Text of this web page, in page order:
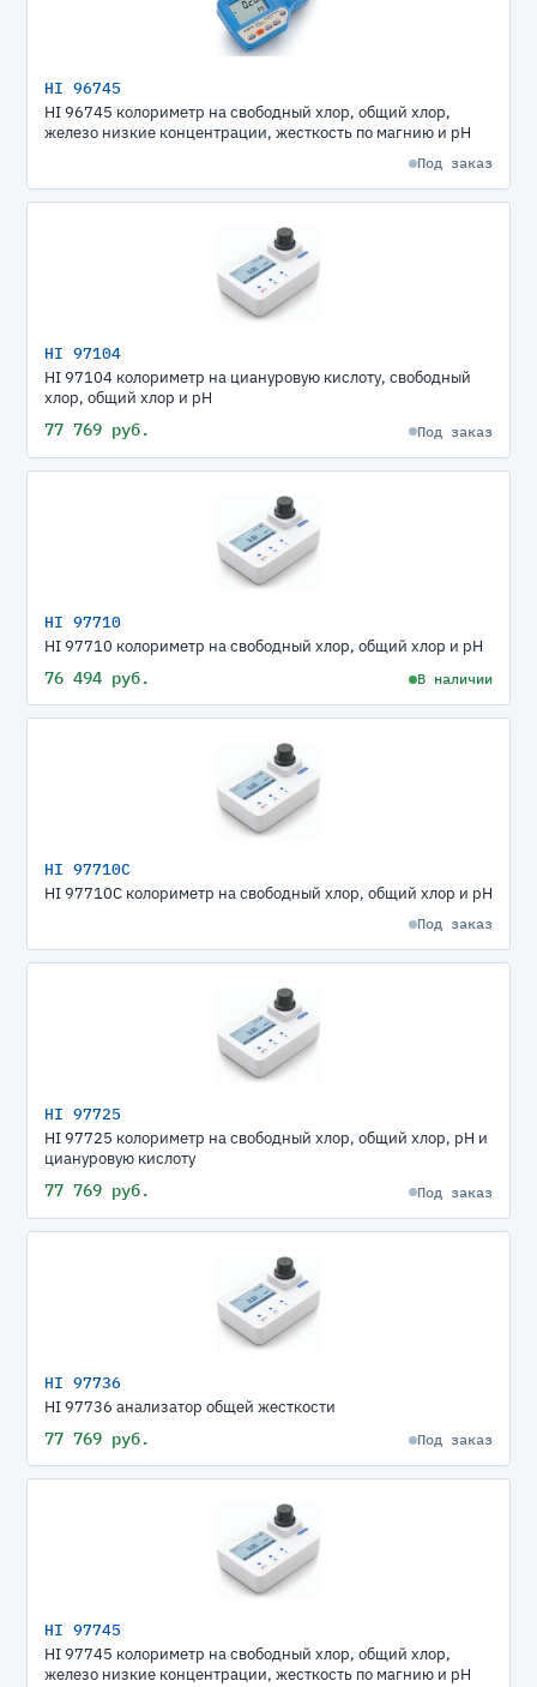
HI 96745
HI 96745 колориметр на свободный хлор, общий хлор,
железо низкие концентрации, жесткость по магнию и рН
Под заказ
HI 97104
HI 97104 колориметр на циануровую кислоту, свободный
хлор, общий хлор и pH
77 769 руб. Под заказ
HI 97710
HI 97710 колориметр на свободный хлор, общий хлор и pH
76 494 руб. В наличии
HI 97710C
HI 97710C колориметр на свободный хлор, общий хлор и pH
Под заказ
HI 97725
HI 97725 колориметр на свободный хлор, общий хлор, рН и
циануровую кислоту
77 769 руб. Под заказ
HI 97736
HI 97736 анализатор общей жесткости
77 769 руб. Под заказ
HI 97745
HI 97745 колориметр на свободный хлор, общий хлор,
железо низкие концентрации, жесткость по магнию и рН